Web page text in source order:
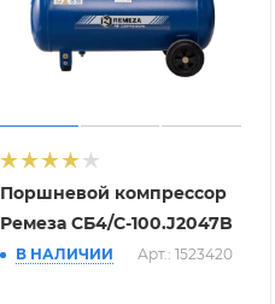
Поршневой компрессор
Ремеза СБ4/С-100.J2047B
В НАЛИЧИИ Арт.: 1523420